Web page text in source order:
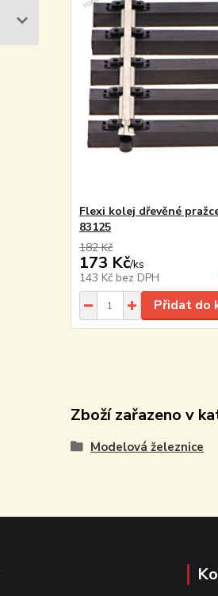
Flexi kolej dřevěné
83125
182 Kč
173 Kč/ks
143 Kč bez DPH
Přidat do
Zboží zařazeno v
Modelová železnice